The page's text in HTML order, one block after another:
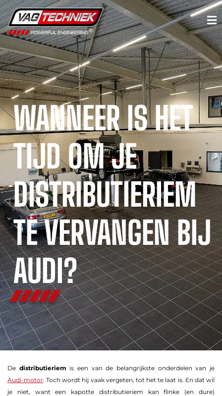
WANNEER IS HET
TIJD OM JE
DISTRIBUTIERIEM
TE VERVANGEN BIJ
AUDI?
De distributieriem is een van de belangrijkste onderdelen van je
Audi-motor. Toch wordt hij vaak vergeten, tot het te laat is. En dat wil
je niet, want een kapotte distributieriem kan flinke (en dure)